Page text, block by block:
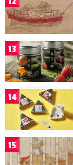
13
14
15